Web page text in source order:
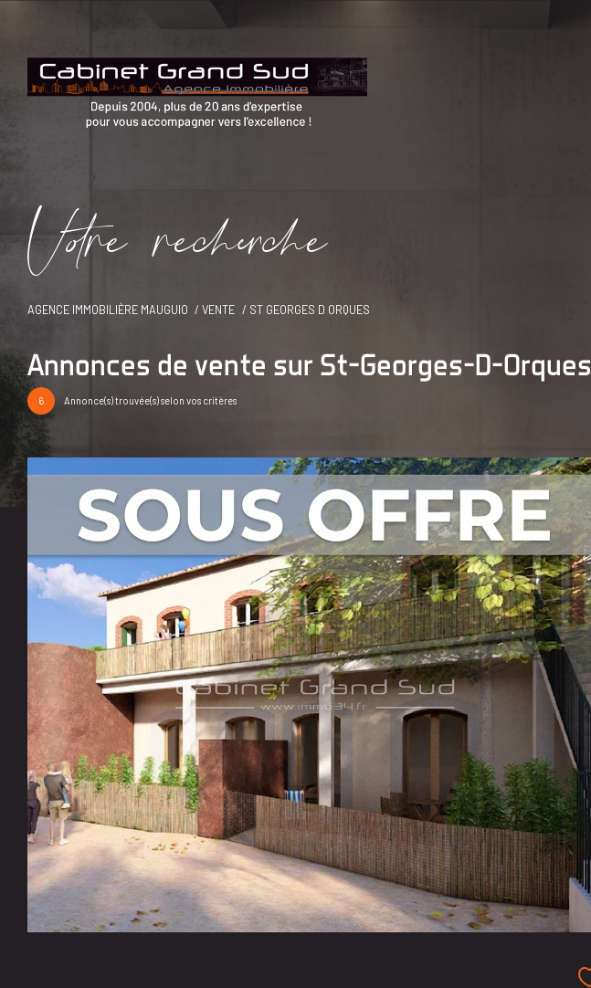
Vore recece
AGENCE IMMOBILIÈRE MAUGUIO VENTE ST GEORGES D ORQUES
Annonces de vente sur St-Georges-D-Orques
6 Annonce(s) trouvée(s) selon vos critères